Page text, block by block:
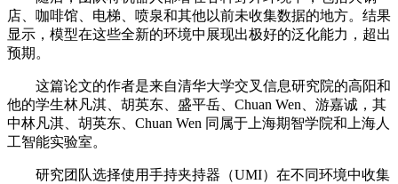
店、咖啡馆、电梯、喷泉和其他以前未收集数据的地方。结果
显示，模型在这些全新的环境中展现出极好的泛化能力，超出
预期。
这篇论文的作者是来自清华大学交叉信息研究院的高阳和
他的学生林凡淇、胡英东、盛平岳、Chuan Wen、游嘉诚，其
中林凡淇、胡英东、Chuan Wen 同属于上海期智学院和上海人
工智能实验室。
研究团队选择使用手持夹持器（UMI）在不同环境中收集